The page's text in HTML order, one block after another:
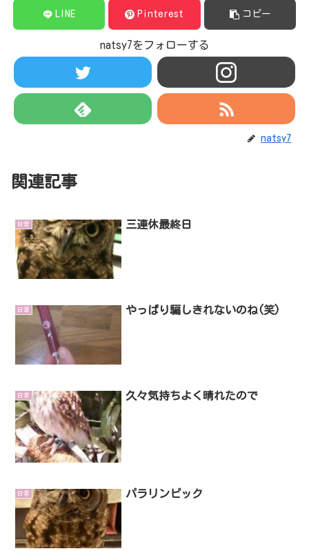
LINE Pinterest コピー
natsy7をフォローする
natsy7
関連記事
日常 三連休最終日
日常 やっぱり騙しきれないのね(笑)
日常 久々気持ちよく晴れたので
日常 パラリンピック